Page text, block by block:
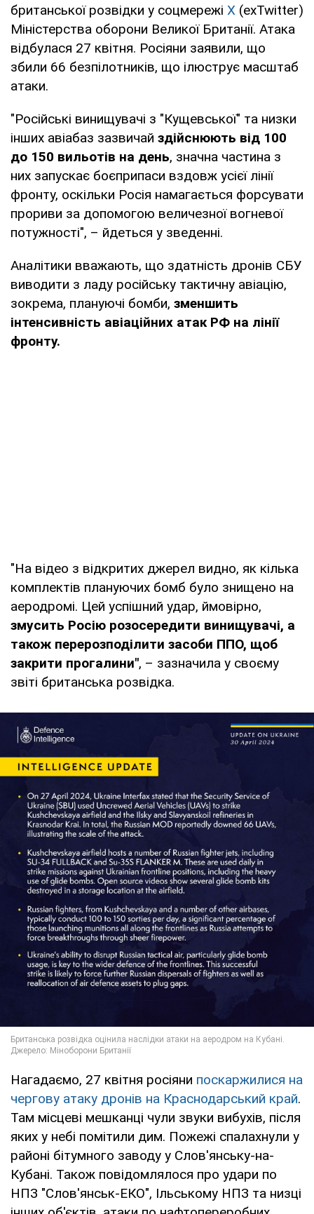
британської розвідки у соцмережі Х (exTwitter)
Міністерства оборони Великої Британії. Атака
відбулася 27 квітня. Росіяни заявили, що
збили 66 безпілотників, що ілюструє масштаб
атаки.
"Російські винищувачі з "Кущевської" та низки
інших авіабаз зазвичай здійснюють від 100
до 150 вильотів на день, значна частина з
них запускає боєприпаси вздовж усієї лінії
фронту, оскільки Росія намагається форсувати
прориви за допомогою величезної вогневої
потужності", – йдеться у зведенні.
Аналітики вважають, що здатність дронів СБУ
виводити з ладу російську тактичну авіацію,
зокрема, плануючі бомби, зменшить
інтенсивність авіаційних атак РФ на лінії
фронту.
"На відео з відкритих джерел видно, як кілька
комплектів плануючих бомб було знищено на
аеродромі. Цей успішний удар, ймовірно,
змусить Росію розосередити винищувачі, а
також перерозподілити засоби ППО, щоб
закрити прогалини", – зазначила у своєму
звіті британська розвідка.
Нагадаємо, 27 квітня росіяни поскаржилися на
чергову атаку дронів на Краснодарський край.
Там місцеві мешканці чули звуки вибухів, після
яких у небі помітили дим. Пожежі спалахнули у
районі бітумного заводу у Слов'янську-на-
Кубані. Також повідомлялося про удари по
НПЗ "Слов'янськ-ЕКО", Ільському НПЗ та низці